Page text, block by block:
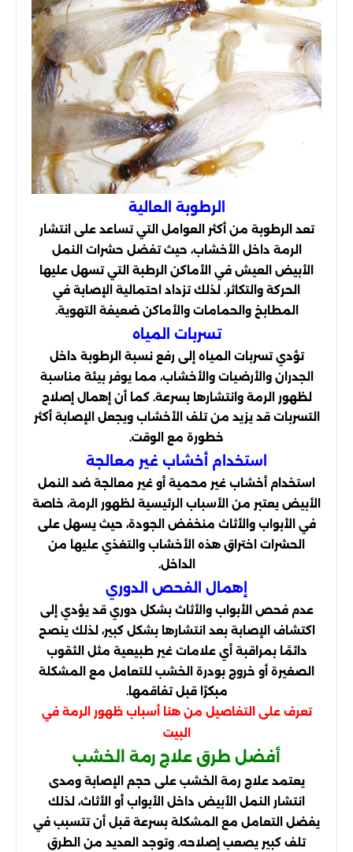
الرطوبة العالية
تعد الرطوبة من أكثر العوامل التي تساعد على انتشار
الرمة داخل الأخشاب، حيث تفضل حشرات النمل
الأبيض العيش في الأماكن الرطبة التي تسهل عليها
الحركة والتكاثر. لذلك تزداد احتمالية الإصابة في
المطابخ والحمامات والأماكن ضعيفة التهوية.
تسربات المياه
تؤدي تسربات المياه إلى رفع نسبة الرطوبة داخل
الجدران والأرضيات والأخشاب، مما يوفر بيئة مناسبة
لظهور الرمة وانتشارها بسرعة. كما أن إهمال إصلاح
التسربات قد يزيد من تلف الأخشاب ويجعل الإصابة أكثر
خطورة مع الوقت.
استخدام أخشاب غير معالجة
استخدام أخشاب غير محمية أو غير معالجة ضد النمل
الأبيض يعتبر من الأسباب الرئيسية لظهور الرمة، خاصة
في الأبواب والأثاث منخفض الجودة، حيث يسهل على
الحشرات اختراق هذه الأخشاب والتغذي عليها من
الداخل.
إهمال الفحص الدوري
عدم فحص الأبواب والأثاث بشكل دوري قد يؤدي إلى
اكتشاف الإصابة بعد انتشارها بشكل كبير، لذلك ينصح
دائمًا بمراقبة أي علامات غير طبيعية مثل الثقوب
الصغيرة أو خروج بودرة الخشب للتعامل مع المشكلة
مبكرًا قبل تفاقمها.
تعرف على التفاصيل من هناأسباب ظهور الرمة في
البيت
أفضل طرق علاج رمة الخشب
يعتمد علاج رمة الخشب على حجم الإصابة ومدى
انتشار النمل الأبيض داخل الأبواب أو الأثاث، لذلك
يفضل التعامل مع المشكلة بسرعة قبل أن تتسبب في
تلف كبير يصعب إصلاحه. وتوجد العديد من الطرق